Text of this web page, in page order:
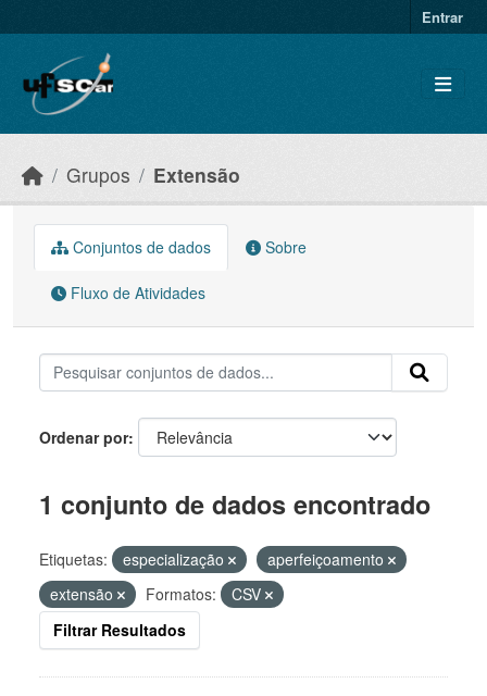
Entrar
Grupos Extensão
Conjuntos de dados Sobre
Fluxo de Atividades
Ordenar por
1 conjunto de dados encontrado
Etiquetas: especialização
aperfeiçoamento
extensão
Formatos:
CSV
Filtrar Resultados